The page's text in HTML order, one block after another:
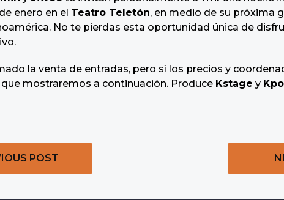
enero en el Teatro Teletón, en medio de su próxima
No te pierdas esta oportunidad única de
la venta de entradas, pero sí los precios y
que mostraremos a continuación. Produce Kstage y
POST